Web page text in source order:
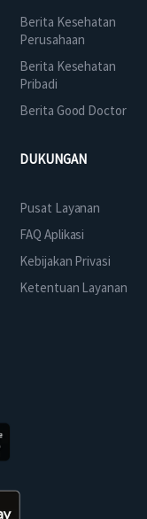
Berita Kesehatan
Perusahaan
Berita Kesehatan
Pribadi
Berita Good Doctor
DUKUNGAN
Pusat Layanan
FAQ Aplikasi
Kebijakan Privasi
Ketentuan Layanan